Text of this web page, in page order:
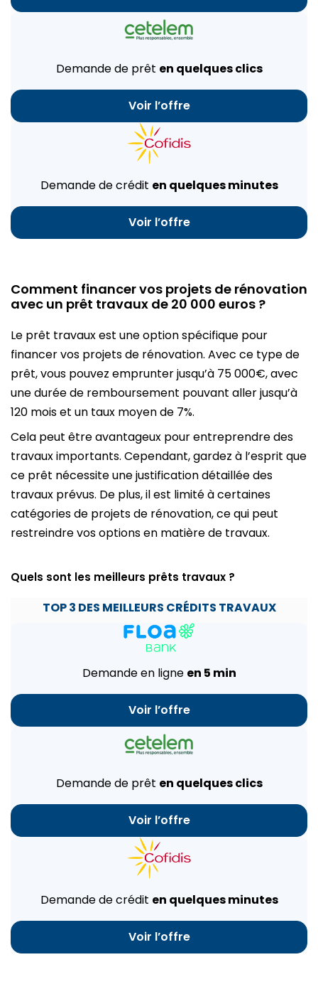
Demande de prêt en quelques clics
Voir l’offre
Demande de crédit en quelques minutes
Voir l’offre
Comment financer vos projets de rénovation
avec un prêt travaux de 20 000 euros ?
Le prêt travaux est une option spécifique pour
financer vos projets de rénovation. Avec ce type de
prêt, vous pouvez emprunter jusqu’à 75 000€, avec
une durée de remboursement pouvant aller jusqu’à
120 mois et un taux moyen de 7%.
Cela peut être avantageux pour entreprendre des
travaux importants. Cependant, gardez à l’esprit que
ce prêt nécessite une justification détaillée des
travaux prévus. De plus, il est limité à certaines
catégories de projets de rénovation, ce qui peut
restreindre vos options en matière de travaux.
Quels sont les meilleurs prêts travaux ?
TOP 3 DES MEILLEURS CRÉDITS TRAVAUX
Demande en ligne en 5 min
Voir l’offre
Demande de prêt en quelques clics
Voir l’offre
Demande de crédit en quelques minutes
Voir l’offre